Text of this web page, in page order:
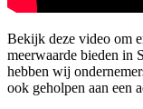
Bekijk deze video om
meerwaarde bieden in
hebben wij
ook geholpen aan een